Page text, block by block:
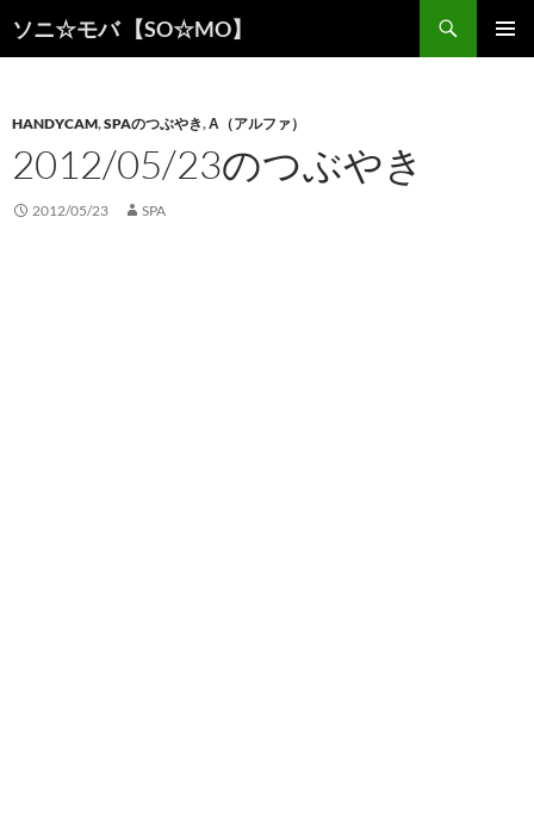
ソニ☆モバ 【SO☆MO】
索
ン
ツ
へ
キ
HANDYCAM,SPAのつぶやき,Α（アルファ）
2012/05/23のつぶやき
2012/05/23 SPA